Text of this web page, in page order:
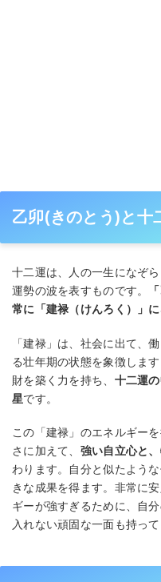
乙卯(きのとう)と十
十二運は、人の一生になぞ
運勢の波を表すものです。
常に「建禄（けんろく）」に
「建禄」は、社会に出て、
る壮年期の状態を象徴しま
財を築く力を持ち、 十二運
星です。
この「建禄」のエネルギー
さに加えて、 強い自立心と
わります。自分と似たよう
きな成果を得ます。非常に
ギーが強すぎるために、自
入れない頑固な一面も持って